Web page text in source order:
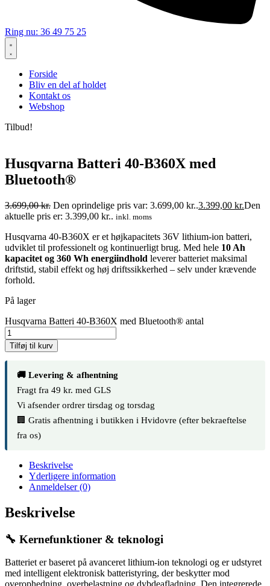
Ring nu: 36 49 75 25
Forside
Bliv en del af holdet
Kontakt os
Webshop
Tilbud!
Husqvarna Batteri 40-B360X med
Bluetooth®
3.699,00kr. Den oprindelige pris var: 3.699,00 kr..3.399,00 kr.Den
aktuelle pris er: 3.399,00 kr.. inkl. moms
Husqvarna 40-B360X er et højkapacitets 36V lithium-ion batteri,
udviklet til professionelt og kontinuerligt brug. Med hele 10 Ah
kapacitet og 360 Wh energiindhold leverer batteriet maksimal
driftstid, stabil effekt og høj driftssikkerhed – selv under krævende
forhold.
På lager
Husqvarna Batteri 40-B360X med Bluetooth® antal
Tilføj til kurv
🚚 Levering & afhentning
Fragt fra 49 kr. med GLS
Vi afsender ordrer tirsdag og torsdag
🏢 Gratis afhentning i butikken i Hvidovre (efter bekraeftelse
fra os)
Beskrivelse
Yderligere information
Anmeldelser (0)
Beskrivelse
🔧 Kernefunktioner & teknologi
Batteriet er baseret på avanceret lithium-ion teknologi og er udstyret
med intelligent elektronisk batteristyring, der beskytter mod